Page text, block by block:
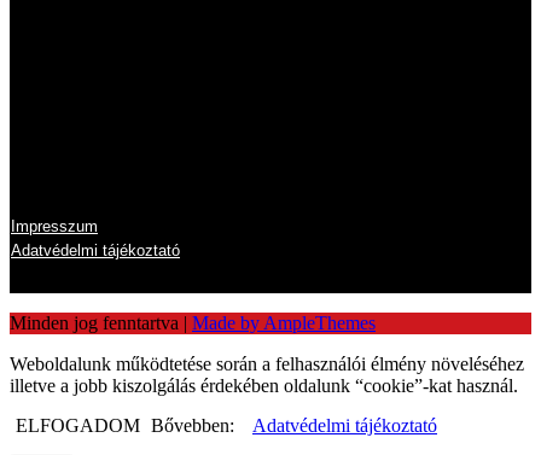
Impresszum
Adatvédelmi tájékoztató
Minden jog fenntartva | Made by AmpleThemes
Weboldalunk működtetése során a felhasználói élmény növeléséhez
illetve a jobb kiszolgálás érdekében oldalunk “cookie”-kat használ.
ELFOGADOM Bővebben: Adatvédelmi tájékoztató